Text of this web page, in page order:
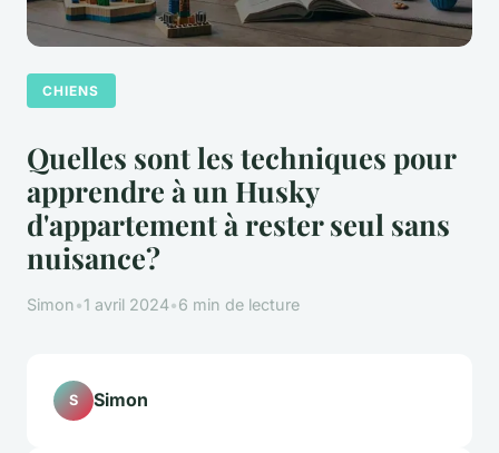
CHIENS
Quelles sont les techniques pour
apprendre à un Husky
d'appartement à rester seul sans
nuisance?
Simon•1 avril 2024•6 min de lecture
S Simon